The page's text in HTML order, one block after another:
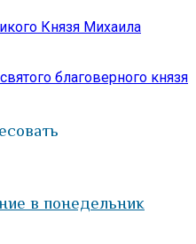
Князя Михаила
благоверного князя
в понедельник